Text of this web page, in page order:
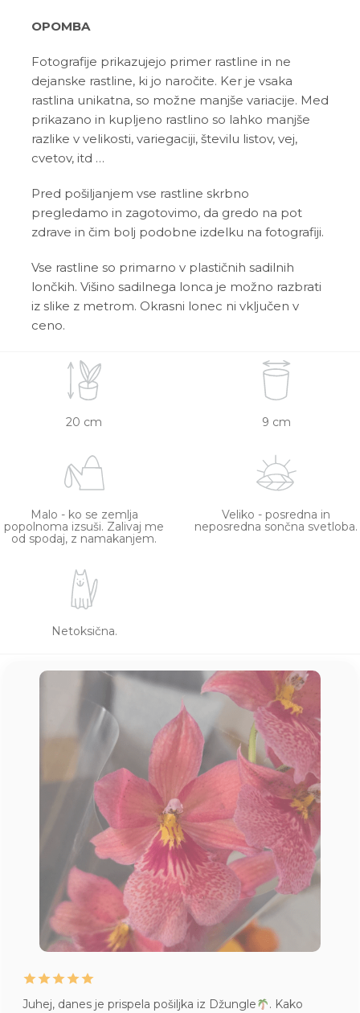
OPOMBA
Fotografije prikazujejo primer rastline in ne
dejanske rastline, ki jo naročite. Ker je vsaka
rastlina unikatna, so možne manjše variacije. Med
prikazano in kupljeno rastlino so lahko manjše
razlike v velikosti, variegaciji, številu listov, vej,
cvetov, itd …
Pred pošiljanjem vse rastline skrbno
pregledamo in zagotovimo, da gredo na pot
zdrave in čim bolj podobne izdelku na fotografiji.
Vse rastline so primarno v plastičnih sadilnih
lončkih. Višino sadilnega lonca je možno razbrati
iz slike z metrom. Okrasni lonec ni vključen v
ceno.
20 cm 9 cm
Malo - ko se zemlja
popolnoma izsuši. Zalivaj me
od spodaj, z namakanjem.
Veliko - posredna in
neposredna sončna svetloba.
Netoksična.
Juhej, danes je prispela pošiljka iz Džungle
. Kako